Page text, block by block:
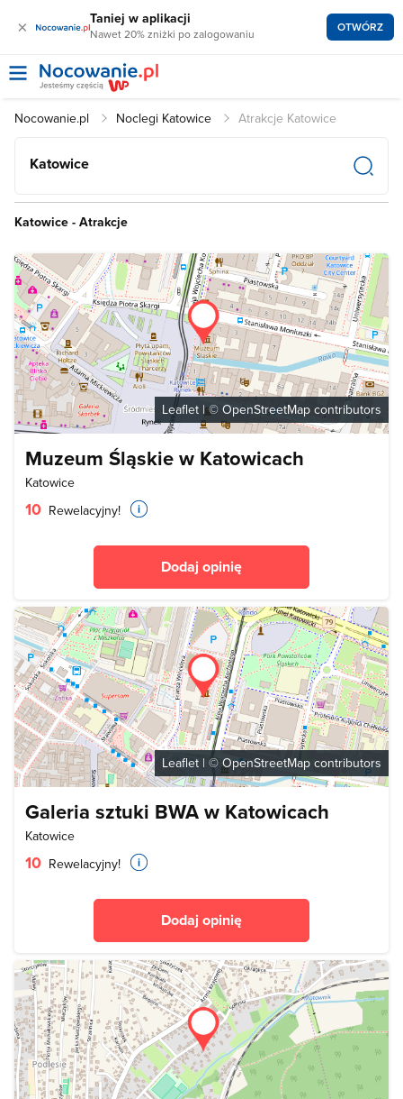
× Taniej w aplikacji
Nawet 20% zniżki po zalogowaniu OTWÓRZ
Nocowanie.pl Noclegi Katowice Atrakcje Katowice
Katowice
Katowice - Atrakcje
Leaflet | © OpenStreetMap contributors
Muzeum Śląskie w Katowicach
Katowice
10 Rewelacyjny!
Dodaj opinię
Leaflet | ©OpenStreetMap contributors
Galeria sztuki BWA w Katowicach
Katowice
10 Rewelacyjny!
Dodaj opinię